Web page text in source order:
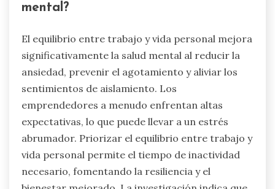
deben priorizar el autocuidado y el
estos efectos.
¿Qué papel juega el equilibrio entre
trabajo y vida personal en la salud
mental?
El equilibrio entre trabajo y vida personal mejora
significativamente la salud mental al reducir la
ansiedad, prevenir el agotamiento y aliviar los